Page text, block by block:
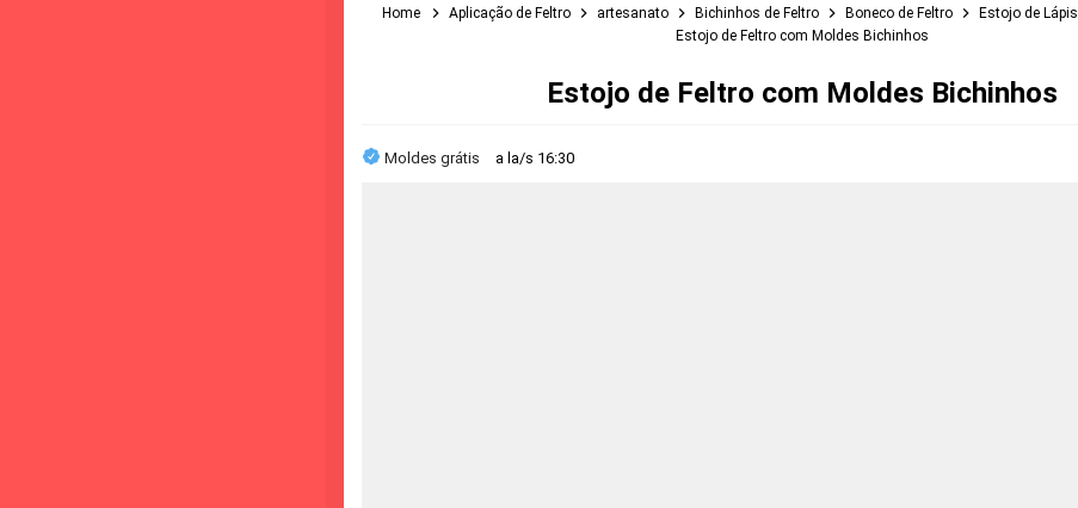
Home Aplicação de Feltro artesanato Bichinhos de Feltro Boneco de Feltro Estojo de Lápis
Estojo de Feltro com Moldes Bichinhos
Estojo de Feltro com Moldes Bichinhos
Moldes grátis a la/s 16:30